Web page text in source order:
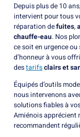
Depuis plus de 10
intervient pour tous
réparation defuites,
chauffe-eau. Nos
ce soit en urgence
d’honneur à vous
destarifsclairs et
Équipés d’outils
nous intervenons
solutions fiables à
Amiénois apprécient
recommandent